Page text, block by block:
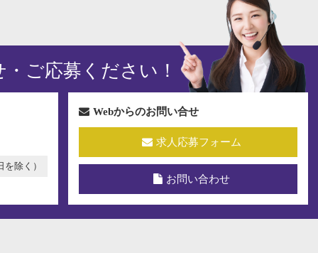
ご応募ください！
除く）
Webからのお問い合せ
求人応募フォーム
お問い合わせ